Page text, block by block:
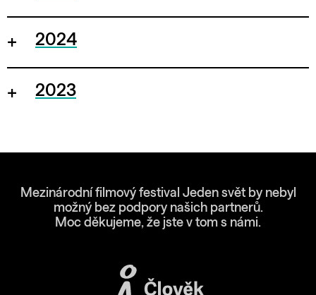
2024
2023
Mezinárodní filmový festival Jeden svět by nebyl
možný bez podpory našich partnerů.
Moc děkujeme, že jste v tom s námi.